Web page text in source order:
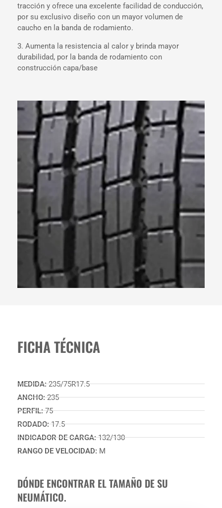
tracción y ofrece una excelente facilidad de conducción,
por su exclusivo diseño con un mayor volumen de
caucho en la banda de rodamiento.
3. Aumenta la resistencia al calor y brinda mayor
durabilidad, por la banda de rodamiento con
construcción capa/base
FICHA TÉCNICA
MEDIDA:235/75R17.5
ANCHO:235
PERFIL:75
RODADO:17.5
INDICADOR DE CARGA:132/130
RANGO DE VELOCIDAD: M
DÓNDE ENCONTRAR EL TAMAÑO DE SU
NEUMÁTICO.